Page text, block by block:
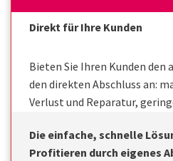
Direkt für Ihre Kunden
Bieten Sie Ihren Kunden
den direkten Abschluss an:
Verlust und Reparatur,
Die einfache, schnelle
Profitieren durch eigenes